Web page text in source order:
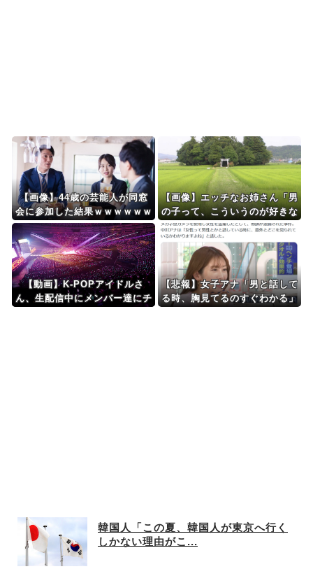
Powered by livedoor 相互RSS
【画像】44歳の芸能人が同窓
会に参加した結果ｗｗｗｗｗｗ
ｗｗｗｗｗｗｗｗｗｗ
【画像】エッチなお姉さん「男
の子って、こういうのが好きな
んでしょ…？」
【動画】K-POPアイドルさ
ん、生配信中にメンバー達にチ
【悲報】女子アナ「男と話して
る時、胸見てるのすぐわかる」
韓国人「この夏、韓国人が東京へ行く
しかない理由がこ...